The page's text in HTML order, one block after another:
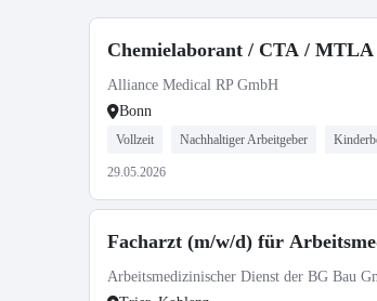
Chemielaborant / CTA /
Alliance Medical RP GmbH
Bonn
Vollzeit Nachhaltiger Arbeitgeber
29.05.2026
Facharzt (m/w/d) für
Arbeitsmedizinischer Dienst der BG Bau